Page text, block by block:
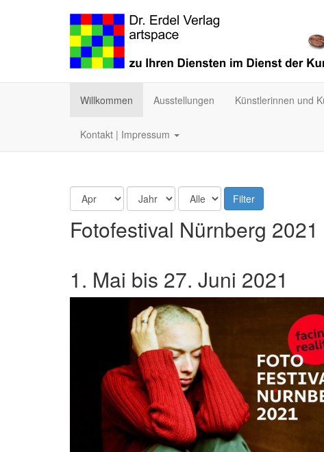
Willkommen Ausstellungen Künstlerinnen und
Kontakt | Impressum
Filter
Fotofestival Nürnberg
1. Mai bis 27. Juni 2021